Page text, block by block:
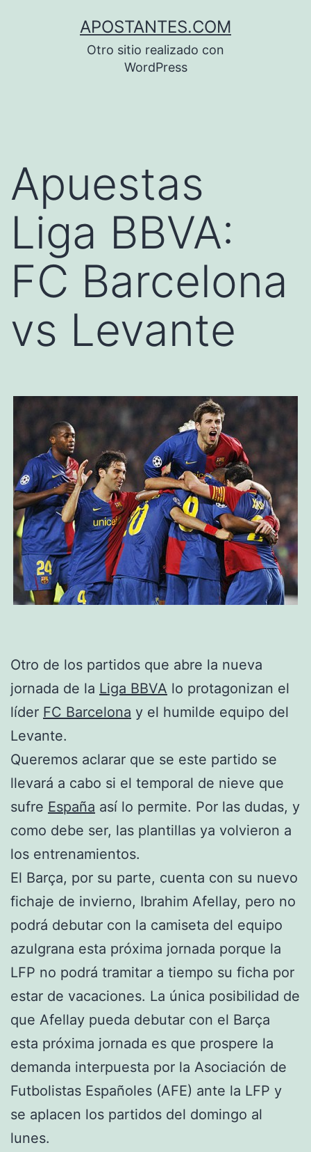
APOSTANTES.COM
Otro sitio realizado con
WordPress
Apuestas
Liga BBVA:
FC Barcelona
vs Levante
Otro de los partidos que abre la nueva
jornada de la Liga BBVA lo protagonizan el
líder FC Barcelona y el humilde equipo del
Levante.
Queremos aclarar que se este partido se
llevará a cabo si el temporal de nieve que
sufre España así lo permite. Por las dudas, y
como debe ser, las plantillas ya volvieron a
los entrenamientos.
El Barça, por su parte, cuenta con su nuevo
fichaje de invierno, Ibrahim Afellay, pero no
podrá debutar con la camiseta del equipo
azulgrana esta próxima jornada porque la
LFP no podrá tramitar a tiempo su ficha por
estar de vacaciones. La única posibilidad de
que Afellay pueda debutar con el Barça
esta próxima jornada es que prospere la
demanda interpuesta por la Asociación de
Futbolistas Españoles (AFE) ante la LFP y
se aplacen los partidos del domingo al
lunes.